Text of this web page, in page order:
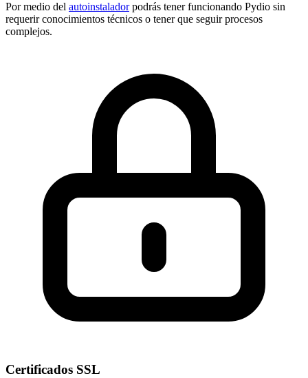
Por medio del autoinstaladorpodrás tener funcionando Pydio sin
requerir conocimientos técnicos o tener que seguir procesos
complejos.
Certificados SSL